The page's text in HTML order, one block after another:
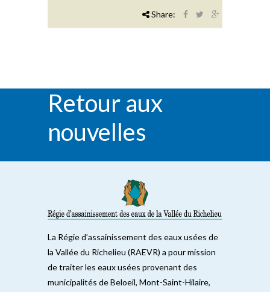
Share:
Retour aux
nouvelles
La Régie d’assainissement des eaux usées de
la Vallée du Richelieu (RAEVR) a pour mission
de traiter les eaux usées provenant des
municipalités de Beloeil, Mont-Saint-Hilaire,